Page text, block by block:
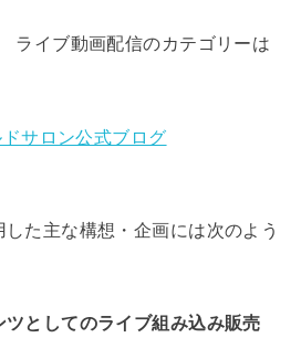
ライブ動画配信のカテゴリーは
サロン公式ブログ
た主な構想・企画には次のよう
ツとしてのライブ組み込み販売